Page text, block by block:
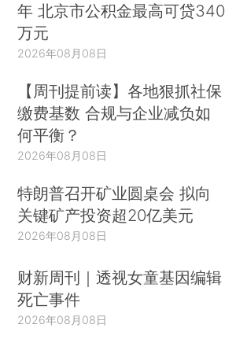
年 北京市公积金最高可贷340
万元
2026年08月08日
【周刊提前读】各地狠抓社保
缴费基数 合规与企业减负如
何平衡？
2026年08月08日
特朗普召开矿业圆桌会 拟向
关键矿产投资超20亿美元
2026年08月08日
财新周刊｜透视女童基因编辑
死亡事件
2026年08月08日